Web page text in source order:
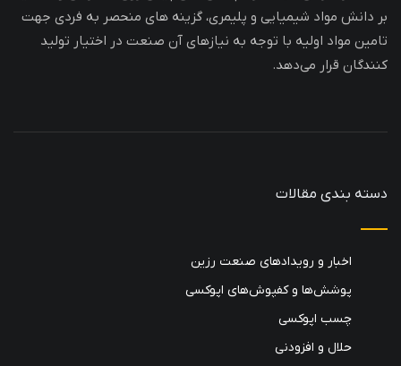
بر دانش مواد شیمیایی و پلیمری، گزینه های منحصر به فردی جهت
تامین مواد اولیه با توجه به نیازهای آن صنعت در اختیار تولید
کنندگان قرار می‌دهد.
دسته بندی مقالات
اخبار و رویدادهای صنعت رزین
پوشش‌ها و کفپوش‌های اپوکسی
چسب اپوکسی
حلال و افزودنی